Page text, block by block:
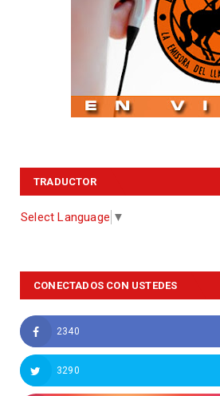
TRADUCTOR
Select Language ▼
CONECTADOS CON USTEDES
2340
3290